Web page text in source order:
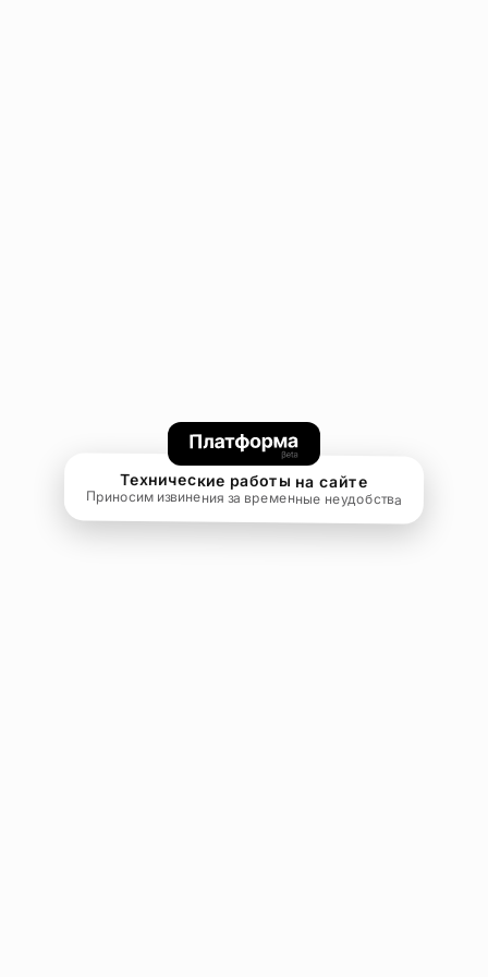
Технические работы на сайте
Приносим извинения за временные неудобства